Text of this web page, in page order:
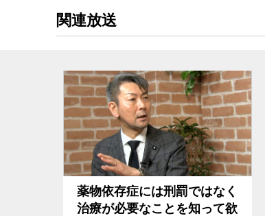
の思考を変えられるかどうかにかかって
る考え方が根強いが、それは同時に国民
り、刑務官もそれを感じているからだと
特に日本では戦後の混乱期に犯罪が横
その際に、少ない数の刑務官が多くの受
先される制度が導入され、それが今日に
国際人権団体などからはたびたび批判を
視する風潮がなかったため、結局その文
関連放送
薬物依存症には刑罰ではなく
治療が必要なことを知って欲